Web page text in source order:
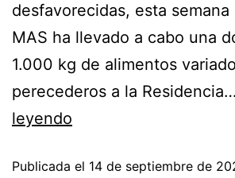
desfavorecidas, esta semana
MAS ha llevado a cabo una
1.000 kg de alimentos
perecederos a la Residencia…
leyendo
Publicada el 14 de septiembre de